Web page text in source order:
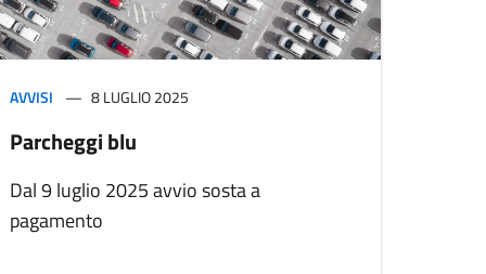
AVVISI 8 LUGLIO 2025
Parcheggi blu
Dal 9 luglio 2025 avvio sosta a
pagamento